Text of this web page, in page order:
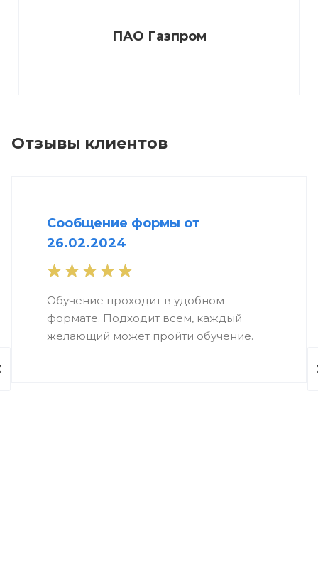
ПАО Газпром
Отзывы клиентов
Сообщение формы от
26.02.2024
Обучение проходит в удобном
формате. Подходит всем, каждый
желающий может пройти обучение.